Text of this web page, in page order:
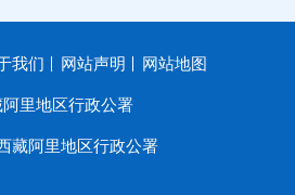
我们 网站声明 网站地图
阿里地区行政公署
藏阿里地区行政公署